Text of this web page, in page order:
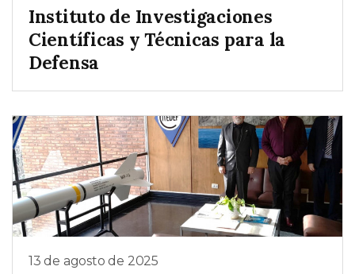
Instituto de Investigaciones
Científicas y Técnicas para la
Defensa
13 de agosto de 2025